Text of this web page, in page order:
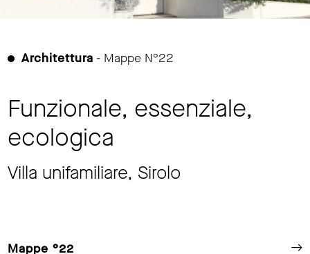
Architettura - Mappe N°22
Funzionale, essenziale,
ecologica
Villa unifamiliare, Sirolo
Mappe °22